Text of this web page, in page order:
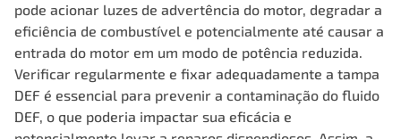
pode acionar luzes de advertência do motor, degradar a
eficiência de combustível e potencialmente até causar a
entrada do motor em um modo de potência reduzida.
Verificar regularmente e fixar adequadamente a tampa
DEF é essencial para prevenir a contaminação do fluido
DEF, o que poderia impactar sua eficácia e